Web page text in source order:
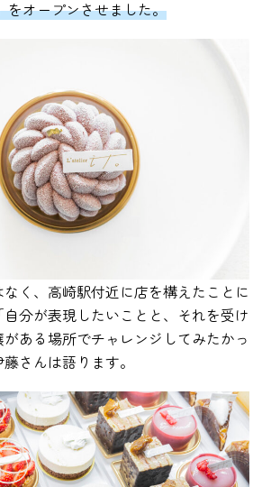
をオープンさせました。
く、高崎駅付近に店を構えたことに
分が表現したいことと、それを受け
ある場所でチャレンジしてみたかっ
さんは語ります。